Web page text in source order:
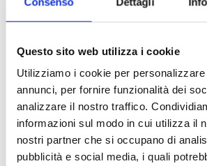
Questo sito web utilizza i cookie
Utilizziamo i cookie per
annunci, per fornire funzionalità dei
analizzare il nostro traffico.
informazioni sul modo in cui utilizza il
nostri partner che si occupano di
pubblicità e social media, i quali
»Legislazione
Giurisprudenza
»Corte Costituzionale
»Condominio
»Locazione ad uso abitativo
»Locazione ad uso diverso
Confedilizia notizie